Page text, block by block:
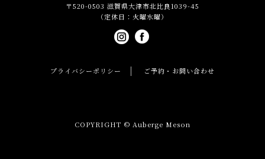
〒520-0503 滋賀県大津市北比良1039-45
（定休日：火曜水曜）
プライバシーポリシー ご予約・お問い合わせ
COPYRIGHT © Auberge Meson